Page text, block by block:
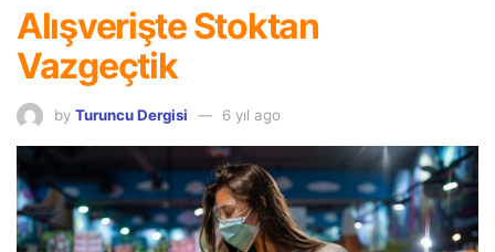
Alışverişte Stoktan
Vazgeçtik
by Turuncu Dergisi 6 yıl ago